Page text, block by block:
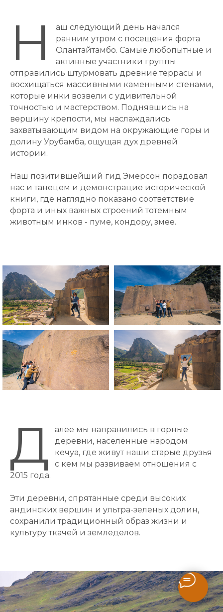
Н
аш следующий день начался
ранним утром с посещения форта
Олантайтамбо. Самые любопытные и
активные участники группы
отправились штурмовать древние террасы и
восхищаться массивными каменными стенами,
которые инки возвели с удивительной
точностью и мастерством. Поднявшись на
вершину крепости, мы наслаждались
захватывающим видом на окружающие горы и
долину Урубамба, ощущая дух древней
истории.
Наш позитившейший гид Эмерсон порадовал
нас и танецем и демонстрацие исторической
книги, где наглядно показано соответствие
форта и иных важных строений тотемным
животным инков - пуме, кондору, змее.
Д
алее мы направились в горные
деревни, населённые народом
кечуа, где живут наши старые друзья
с кем мы развиваем отношения с
2015 года.
Эти деревни, спрятанные среди высоких
андинских вершин и ультра-зеленых долин,
сохранили традиционный образ жизни и
культуру ткачей и земледелов.